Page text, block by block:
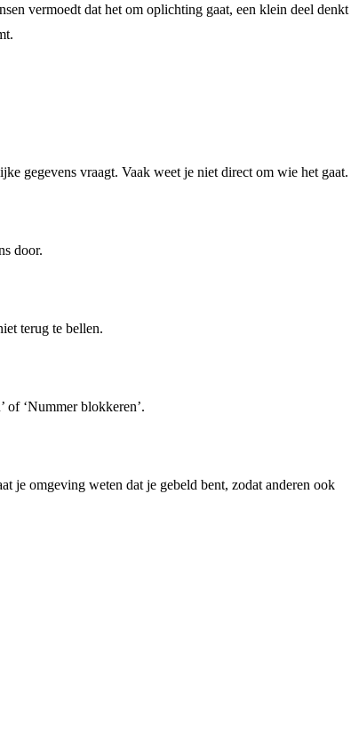
vermoedt dat het om oplichting gaat, een klein deel denkt
gegevens vraagt. Vaak weet je niet direct om wie het gaat.
door.
terug te bellen.
of ‘Nummer blokkeren’.
je omgeving weten dat je gebeld bent, zodat anderen ook